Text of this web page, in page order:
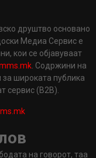
друштво основано
Медиа Сервис е
кои се објавуваат
. Содржини на
широката публика
сервис (B2B).
на говорот, таа